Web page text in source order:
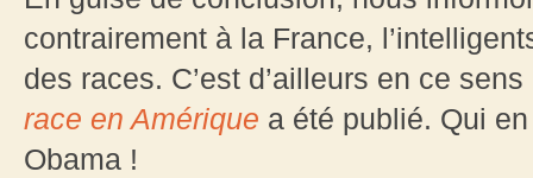
contrairement à la France,
des races. C’est d’ailleurs en ce
race en Amérique a été publié. Qui
Obama !